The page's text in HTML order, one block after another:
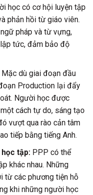
học có cơ hội luyện tập
phản hồi từ giáo viên.
pháp và từ vựng,
tức, đảm bảo độ
dù giai đoạn đầu
Production lại đẩy
Người học được
cách tự do, sáng tạo
vượt qua rào cản tâm
tiếp bằng tiếng Anh.
tập:PPP có thể
khác nhau. Những
từ các phương tiện hỗ
khi những người học